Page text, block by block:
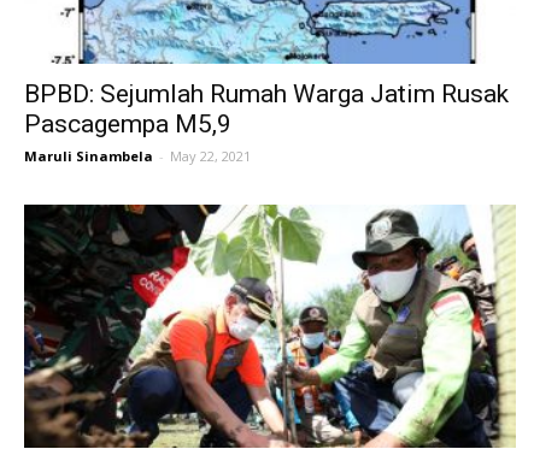
BPBD: Sejumlah Rumah Warga Jatim Rusak
Pascagempa M5,9
Maruli Sinambela - May 22, 2021